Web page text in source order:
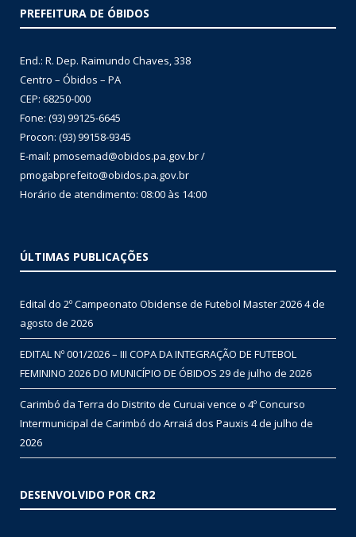
PREFEITURA DE ÓBIDOS
End.: R. Dep. Raimundo Chaves, 338
Centro – Óbidos – PA
CEP: 68250-000
Fone: (93) 99125-6645
Procon: (93) 99158-9345
E-mail: pmosemad@obidos.pa.gov.br /
pmogabprefeito@obidos.pa.gov.br
Horário de atendimento: 08:00 às 14:00
ÚLTIMAS PUBLICAÇÕES
Edital do 2º Campeonato Obidense de Futebol Master 20264 de
agosto de 2026
EDITAL Nº 001/2026 – III COPA DA INTEGRAÇÃO DE FUTEBOL
FEMININO 2026 DO MUNICÍPIO DE ÓBIDOS 29 de julho de 2026
Carimbó da Terra do Distrito de Curuai vence o 4º Concurso
Intermunicipal de Carimbó do Arraiá dos Pauxis 4 de julho de
2026
DESENVOLVIDO POR CR2